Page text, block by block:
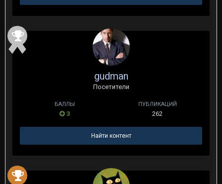
gudman
Посетители
БАЛЛЫ
3
ПУБЛИКАЦИЙ
262
Найти контент